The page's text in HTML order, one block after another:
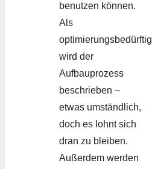
benutzen können.
Als
optimierungsbedürftig
wird der
Aufbauprozess
beschrieben –
etwas umständlich,
doch es lohnt sich
dran zu bleiben.
Außerdem werden